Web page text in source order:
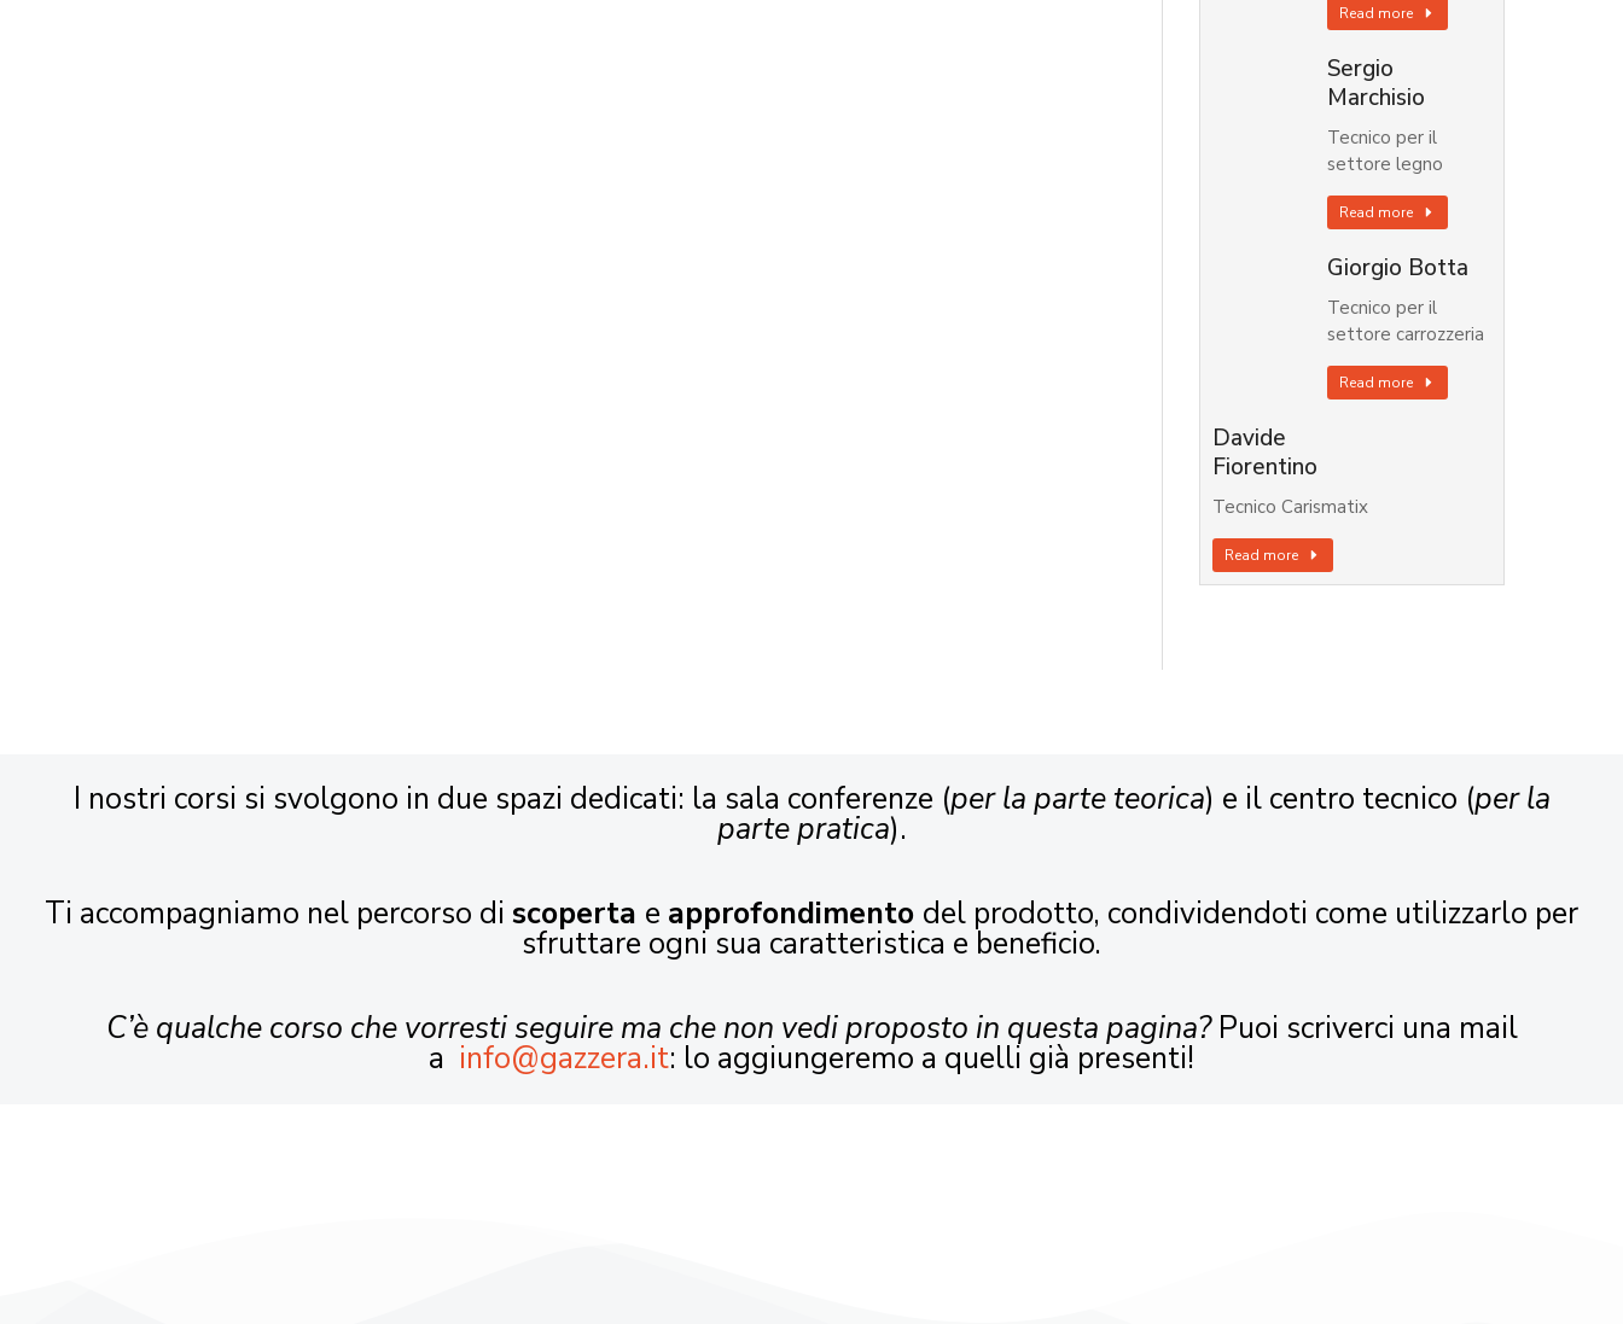
Read more
Sergio
Marchisio
Tecnico per il
settore legno
Read more
Giorgio Botta
Tecnico per il
settore carrozzeria
Read more
Davide
Fiorentino
Tecnico Carismatix
Read more
I nostri corsi si svolgono in due spazi dedicati: la sala conferenze (per la parte teorica) e il centro tecnico (per la
parte pratica).
Ti accompagniamo nel percorso di scoperta e approfondimento del prodotto, condividendoti come utilizzarlo per
sfruttare ogni sua caratteristica e beneficio.
C’è qualche corso che vorresti seguire ma che non vedi proposto in questa pagina?Puoi scriverci una mail
a info@gazzera.it: lo aggiungeremo a quelli già presenti!